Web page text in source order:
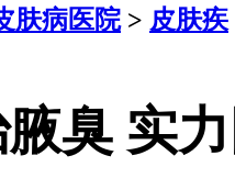
肤病医院> 皮肤疾
臭 实